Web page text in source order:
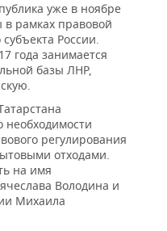
уже в ноябре
в рамках правовой
России.
года занимается
базы ЛНР,
регулирования
отходами.
на имя
Володина и
Михаила